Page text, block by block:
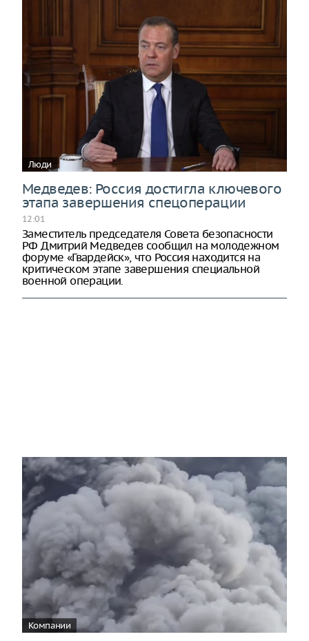
Люди
Медведев: Россия достигла ключевого
этапа завершения спецоперации
12:01
Заместитель председателя Совета безопасности
РФ Дмитрий Медведев сообщил на молодежном
форуме «Гвардейск», что Россия находится на
критическом этапе завершения специальной
военной операции.
Компании